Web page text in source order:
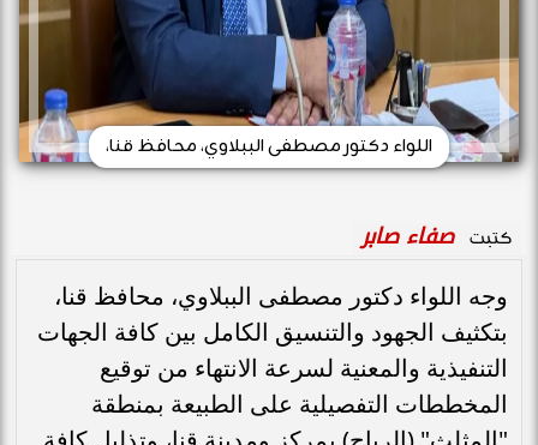
اللواء دكتور مصطفى الببلاوي، محافظ قنا،
كتبت صفاء صابر
وجه اللواء دكتور مصطفى الببلاوي، محافظ قنا،
بتكثيف الجهود والتنسيق الكامل بين كافة الجهات
التنفيذية والمعنية لسرعة الانتهاء من توقيع
المخططات التفصيلية على الطبيعة بمنطقة